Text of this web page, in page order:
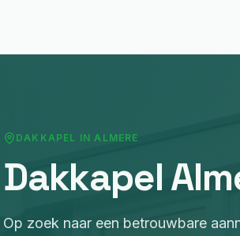
DAKKAPEL INALMERE
Dakkapel
Op zoek naar een betrouwbare